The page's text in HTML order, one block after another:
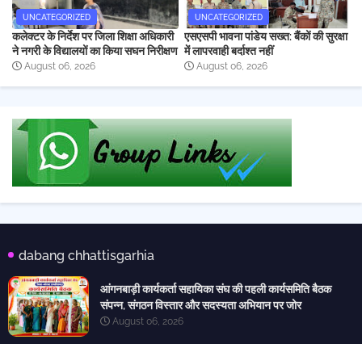
UNCATEGORIZED
कलेक्टर के निर्देश पर जिला शिक्षा अधिकारी
ने नगरी के विद्यालयों का किया सघन निरीक्षण
August 06, 2026
UNCATEGORIZED
एसएसपी भावना पांडेय सख्त: बैंकों की सुरक्षा
में लापरवाही बर्दाश्त नहीं
August 06, 2026
dabang chhattisgarhia
आंगनबाड़ी कार्यकर्ता सहायिका संघ की पहली कार्यसमिति बैठक
संपन्न, संगठन विस्तार और सदस्यता अभियान पर जोर
August 06, 2026